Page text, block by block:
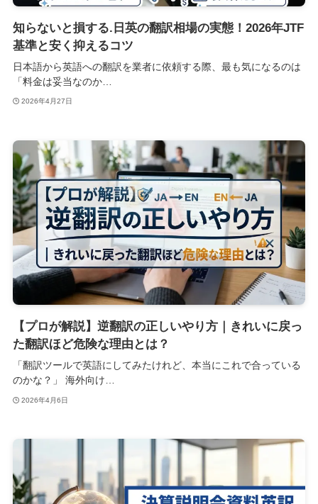
知らないと損する.日英の翻訳相場の実態！2026年JTF
基準と安く抑えるコツ
日本語から英語への翻訳を業者に依頼する際、最も気になるのは
「料金は妥当なのか…
2026年4月27日
【プロが解説】逆翻訳の正しいやり方｜きれいに戻っ
た翻訳ほど危険な理由とは？
「翻訳ツールで英語にしてみたけれど、本当にこれで合っている
のかな？」 海外向け…
2026年4月6日